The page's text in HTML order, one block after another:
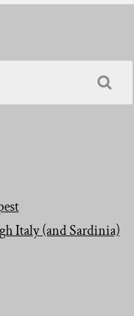
Italy (and Sardinia)